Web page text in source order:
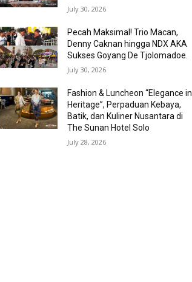
July 30, 2026
Pecah Maksimal! Trio Macan,
Denny Caknan hingga NDX AKA
Sukses Goyang De Tjolomadoe.
July 30, 2026
Fashion & Luncheon “Elegance in
Heritage”, Perpaduan Kebaya,
Batik, dan Kuliner Nusantara di
The Sunan Hotel Solo
July 28, 2026